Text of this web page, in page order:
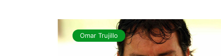
Omar Trujillo